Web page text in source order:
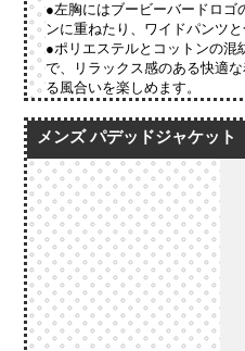
●左胸にはブービーバードロゴ
ンに重ねたり、ワイドパンツ
●ポリエステルとコットンの混
で、リラックス感のある快適
る風合いを楽しめます。
メンズ パデッドジャケット